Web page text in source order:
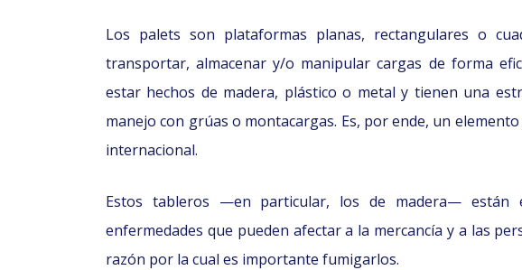
Los palets son plataformas planas, rectangulares o
transportar, almacenar y/o manipular cargas de forma
estar hechos de madera, plástico o metal y tienen una
manejo con grúas o montacargas. Es, por ende, un
internacional.
Estos tableros —en particular, los de madera— están
enfermedades que pueden afectar a la mercancía y a las
razón por la cual es importante fumigarlos.